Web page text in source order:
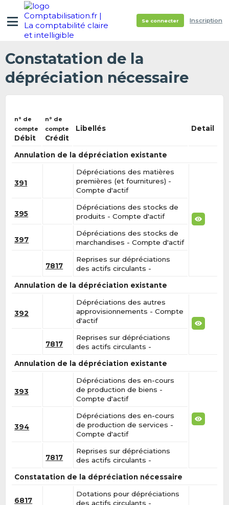
Se connecter Inscription
Constatation de la
dépréciation nécessaire
n° de
compte
Débit
n° de
compte
Crédit
Libellés Detail
Annulation de la dépréciation existante
391
Dépréciations des matières
premières (et fournitures) -
Compte d'actif
395
Dépréciations des stocks de
produits - Compte d'actif
397
Dépréciations des stocks de
marchandises - Compte d'actif
7817
Reprises sur dépréciations
des actifs circulants -
Annulation de la dépréciation existante
392
Dépréciations des autres
approvisionnements - Compte
d'actif
7817
Reprises sur dépréciations
des actifs circulants -
Annulation de la dépréciation existante
393
Dépréciations des en-cours
de production de biens -
Compte d'actif
394
Dépréciations des en-cours
de production de services -
Compte d'actif
7817
Reprises sur dépréciations
des actifs circulants -
Constatation de la dépréciation nécessaire
6817
Dotations pour dépréciations
des actifs circulants -